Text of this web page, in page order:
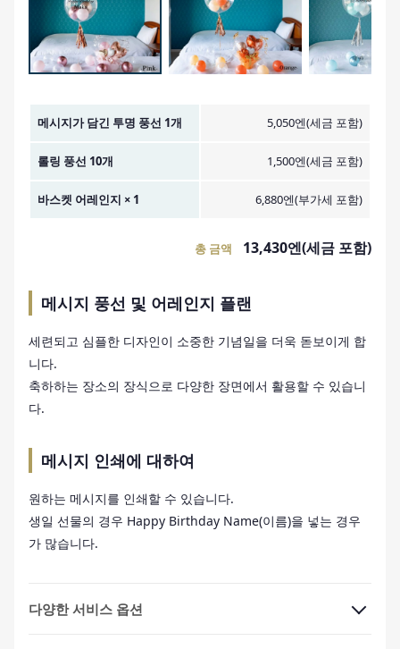
금액 이미지
메시지가 담긴 투명 풍선 1개 5,050엔(세금 포함)
롤링 풍선 10개 1,500엔(세금 포함)
바스켓 어레인지 × 1 6,880엔(부가세 포함)
총 금액 13,430엔(세금 포함)
메시지 풍선 및 어레인지 플랜
세련되고 심플한 디자인이 소중한 기념일을 더욱 돋보이게 합
니다.
축하하는 장소의 장식으로 다양한 장면에서 활용할 수 있습니
다.
메시지 인쇄에 대하여
원하는 메시지를 인쇄할 수 있습니다.
생일 선물의 경우 Happy Birthday Name(이름)을 넣는 경우
가 많습니다.
다양한 서비스 옵션